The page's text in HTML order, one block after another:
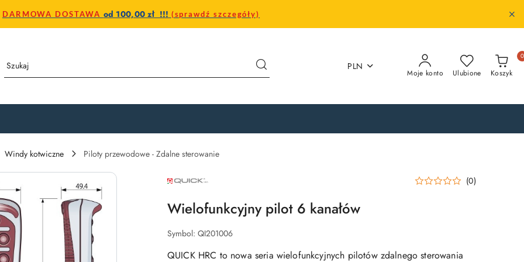
DARMOWA DOSTAWA od 100,00 zł !!! (sprawdź szczegóły)
PLN
Moje konto Ulubione Koszyk
0
Windy kotwiczne
Piloty przewodowe - Zdalne sterowanie
NAZWA
PRODUCENTA: (0)
Wielofunkcyjny pilot 6 kanałów
Symbol: QI201006
QUICK HRC to nowa seria wielofunkcyjnych pilotów zdalnego sterowania